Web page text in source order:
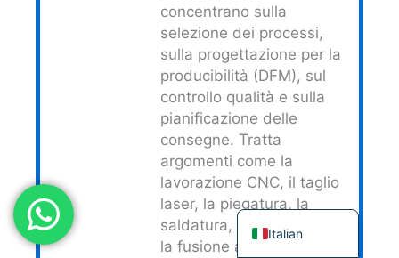
concentrano sulla
selezione dei processi,
sulla progettazione per la
producibilità (DFM), sul
controllo qualità e sulla
pianificazione delle
consegne. Tratta
argomenti come la
lavorazione CNC, il taglio
laser, la piegatura, la
saldatura, lo stampaggio,
la fusione a cera persa, la
Italian
English
Arabic
Chinese
Dutch
French
German
Indonesian